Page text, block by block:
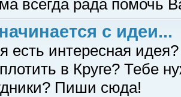
всегда рада помочь
с идеи...
есть интересная
в Круге? Тебе
Пиши сюда!